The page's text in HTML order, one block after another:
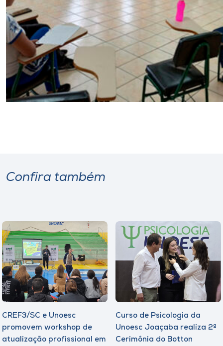
Confira também
CREF3/SC e Unoesc
promovem workshop de
atualização profissional em
Curso de Psicologia da
Unoesc Joaçaba realiza 2ª
Cerimônia do Botton